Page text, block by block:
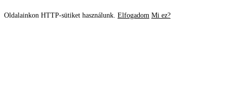
Oldalainkon HTTP-sütiket használunk. Elfogadom Mi ez?